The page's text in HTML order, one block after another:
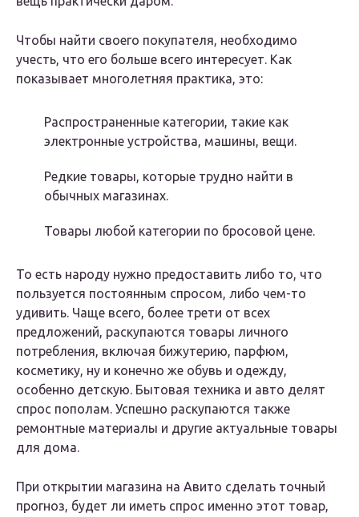
Чтобы найти своего покупателя, необходимо
учесть, что его больше всего интересует. Как
показывает многолетняя практика, это:
Распространенные категории, такие как
электронные устройства, машины, вещи.
Редкие товары, которые трудно найти в
обычных магазинах.
Товары любой категории по бросовой цене.
То есть народу нужно предоставить либо то, что
пользуется постоянным спросом, либо чем-то
удивить. Чаще всего, более трети от всех
предложений, раскупаются товары личного
потребления, включая бижутерию, парфюм,
косметику, ну и конечно же обувь и одежду,
особенно детскую. Бытовая техника и авто делят
спрос пополам. Успешно раскупаются также
ремонтные материалы и другие актуальные товары
для дома.
При открытии магазина на Авито сделать точный
прогноз, будет ли иметь спрос именно этот товар,